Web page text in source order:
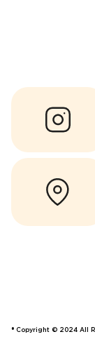
Copyright © 2024 All